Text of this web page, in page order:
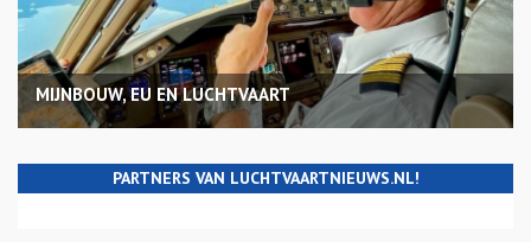
MIJNBOUW, EU EN LUCHTVAART
PARTNERS VAN LUCHTVAARTNIEUWS.NL!